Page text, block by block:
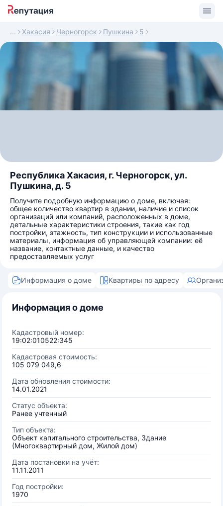
Хакасия Черногорск Пушкина 5
Республика Хакасия, г. Черногорск, ул.
Пушкина, д. 5
Получите подробную информацию о доме, включая:
общее количество квартир в здании, наличие и список
организаций или компаний, расположенных в доме,
детальные характеристики строения, такие как год
постройки, этажность, тип конструкции и использованные
материалы, информация об управляющей компании: её
название, контактные данные, и качество
предоставляемых услуг
Информация о доме Квартиры по адресу
Информация о доме
Кадастровый номер:
19:02:010522:345
Кадастровая стоимость:
105 079 049,6
Дата обновления стоимости:
14.01.2021
Статус объекта:
Ранее учтенный
Тип объекта:
Объект капитального строительства, Здание
(Многоквартирный дом, Жилой дом)
Дата постановки на учёт:
11.11.2011
Год постройки:
1970